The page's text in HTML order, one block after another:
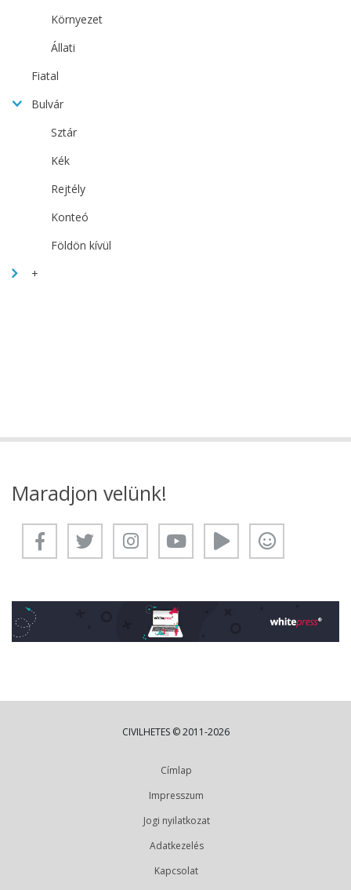
Környezet
Állati
Fiatal
Bulvár
Sztár
Kék
Rejtély
Konteó
Földön kívül
+
Maradjon velünk!
CIVILHETES © 2011-2026
Címlap
Impresszum
Jogi nyilatkozat
Adatkezelés
Kapcsolat